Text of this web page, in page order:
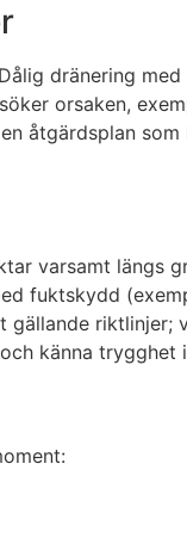
dränering
orsaken,
åtgärdsplan
varsamt längs
fuktskydd
riktlinjer;
känna trygghet